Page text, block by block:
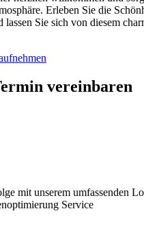
Erleben Sie die
lassen Sie sich von diesem
vereinbaren
mit unserem umfassenden
Service